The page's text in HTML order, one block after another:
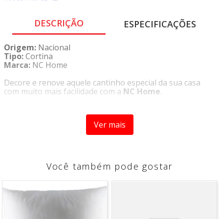
DESCRIÇÃO ESPECIFICAÇÕES
Origem: Nacional
Tipo:Cortina
Marca: NC Home
Decore e renove aquele cantinho especial da sua casa
com muito mais facilidade com a NC Home.
necessidade de bloquear a luz evitando claridade
excessiva no ambiente. É confeccionada com um material
de ótima qualidade e ainda possui design delicado que
CARACTERÍSTICA
Ver mais
Você também pode gostar